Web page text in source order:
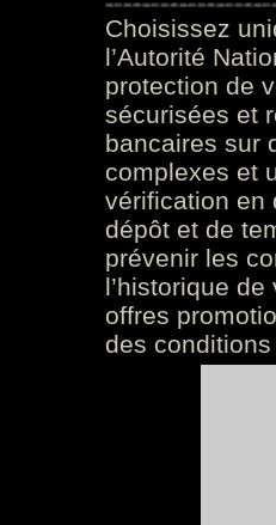
Choisissez
l’Autorité
protection de
sécurisées et
bancaires sur
complexes et
vérification en
dépôt et de
prévenir les
l’historique
offres
des